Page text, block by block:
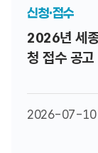
신청·접수
2026년 세
청 접수 공고
2026-07-10